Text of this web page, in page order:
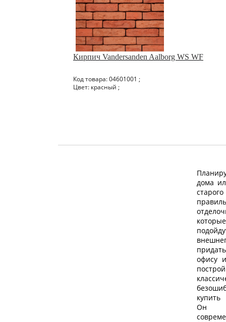
Кирпич Vandersanden Aalborg WS WF
Код товара: 04601001 ;
Цвет: красный ;
дома
офису
Он
видам